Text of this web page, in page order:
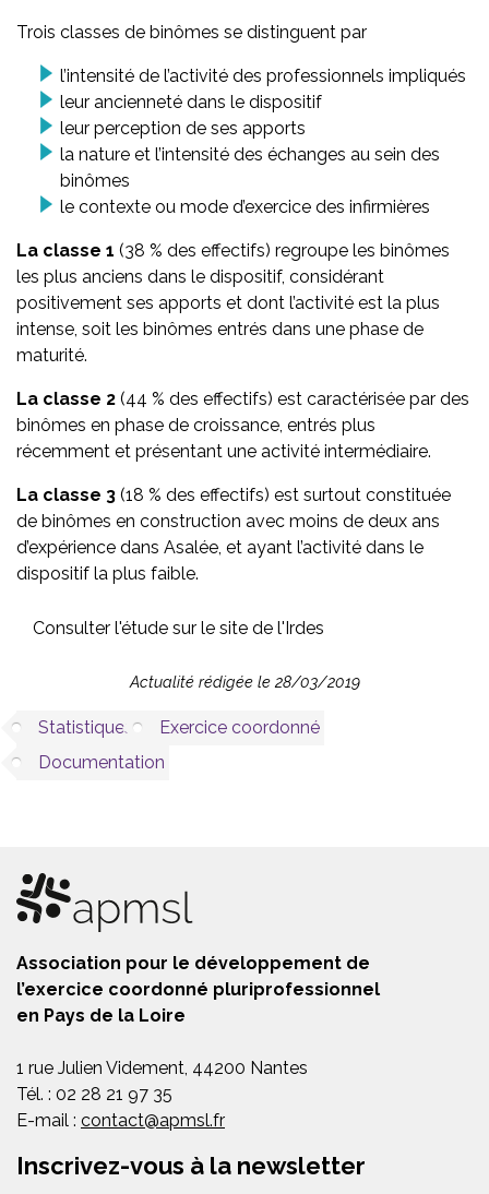
Trois classes de binômes se distinguent par
l’intensité de l’activité des professionnels impliqués
leur ancienneté dans le dispositif
leur perception de ses apports
la nature et l’intensité des échanges au sein des
binômes
le contexte ou mode d’exercice des infirmières
La classe 1 (38 % des effectifs) regroupe les binômes
les plus anciens dans le dispositif, considérant
positivement ses apports et dont l’activité est la plus
intense, soit les binômes entrés dans une phase de
maturité.
La classe 2 (44 % des effectifs) est caractérisée par des
binômes en phase de croissance, entrés plus
récemment et présentant une activité intermédiaire.
La classe 3 (18 % des effectifs) est surtout constituée
de binômes en construction avec moins de deux ans
d’expérience dans Asalée, et ayant l’activité dans le
dispositif la plus faible.
Consulter l'étude sur le site de l'Irdes
Actualité rédigée le 28/03/2019
Statistiques
Exercice coordonné
Documentation
Association pour le développement de
l’exercice coordonné pluriprofessionnel
en Pays de la Loire
1 rue Julien Videment, 44200 Nantes
Tél. : 02 28 21 97 35
E-mail : contact@apmsl.fr
Inscrivez-vous à la newsletter